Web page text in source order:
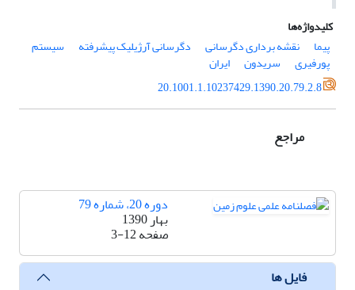
کلیدواژه‌ها
پیما
نقشه برداری دگرسانی دگرسانی آرژیلیک پیشرفته سیستم
پورفیری سریدون
ایران
20.1001.1.10237429.1390.20.79.2.8
مراجع
دوره 20، شماره 79
بهار 1390
صفحه3-12
فایل ها